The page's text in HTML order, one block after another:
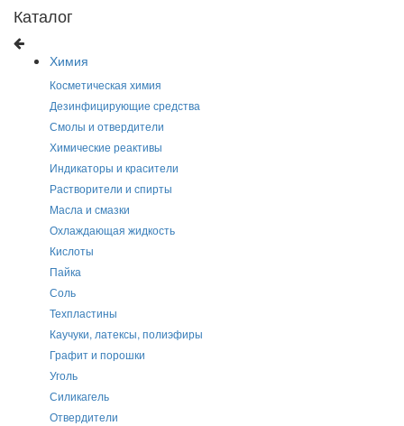
Каталог
Химия
Косметическая химия
Дезинфицирующие средства
Смолы и отвердители
Химические реактивы
Индикаторы и красители
Растворители и спирты
Масла и смазки
Охлаждающая жидкость
Кислоты
Пайка
Соль
Техпластины
Каучуки, латексы, полиэфиры
Графит и порошки
Уголь
Силикагель
Отвердители